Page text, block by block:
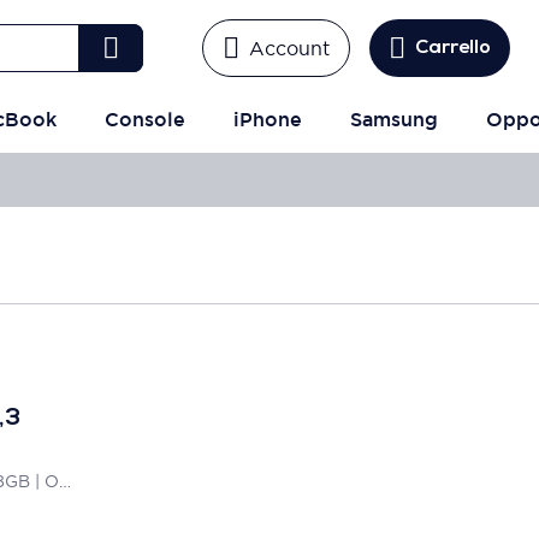
Account Carrello
Console iPhone Samsung
Core i5 - 1.6GHz | RAM 8 GB | 128GB | Oro | AZERTY | Accettabile